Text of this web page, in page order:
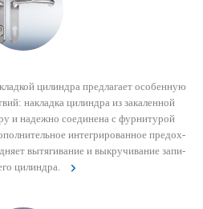
цилиндра предлагает особенную
накладка цилиндра из зака­л­енной
и надежно соединена с фурнитурой
интегриро­ванное предо­х­
вытя­гивание и выкручивание запи­
цилиндра.